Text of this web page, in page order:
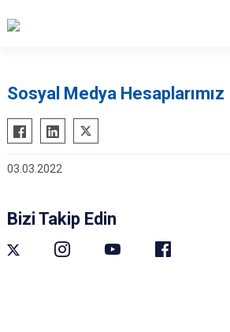
Sosyal Medya Hesaplarımız
03.03.2022
Bizi Takip Edin